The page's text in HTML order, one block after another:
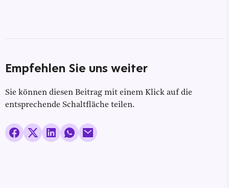
Empfehlen Sie uns weiter
Sie können diesen Beitrag mit einem Klick auf die
entsprechende Schaltfläche teilen.